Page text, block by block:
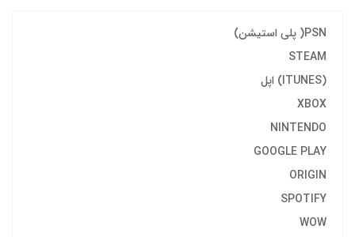
PSN( پلی استیشن)
STEAM
(ITUNES) اپل
XBOX
NINTENDO
GOOGLE PLAY
ORIGIN
SPOTIFY
WOW